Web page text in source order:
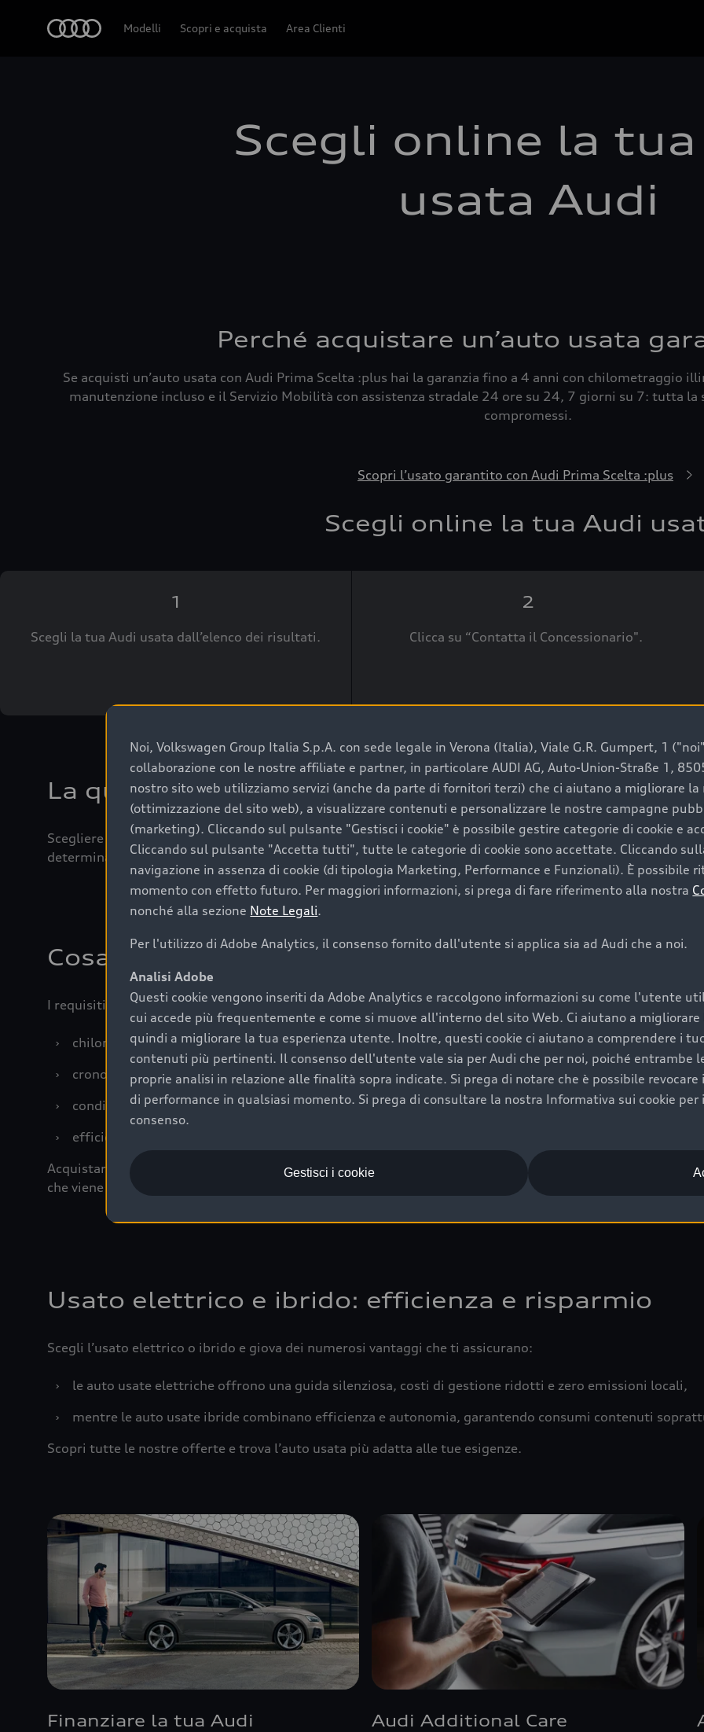
Modelli Scopri e acquista Area Clienti
Scegli online la
usata Audi
Perché acquistare un’auto usata
Se acquisti un’auto usata con Audi Prima Scelta :plus hai la garanzia fino a 4 anni con chilometraggio
manutenzione incluso e il Servizio Mobilità con assistenza stradale 24 ore su 24, 7 giorni su 7: tutta la
compromessi.
Scopri l’usato garantito con Audi Prima Scelta :plus
Scegli online la tua Audi
1
Scegli la tua Audi usata dall’elenco dei risultati.
2
Clicca su “Contatta il Concessionario".
La qualità di acquistare un’auto usata Audi
Scegliere un’auto usata è una decisione che coniuga convenienza, affidabilità e sostenibilità. Per fare un
determinanti come la garanzia inclusa e l’affidabilità del marchio. Audi offre l’auto usata perfetta tramite
Cosa sapere prima di acquistare la tua prossima
I requisiti fondamentali da considerare prima di acquistare un’auto usata, oltre al prezzo e all'aspetto,
›
chilometraggio: un valore contenuto corrisponde a uno stato migliore del veicolo e a una maggiore
›
cronologia dei tagliandi: una documentazione completa della vettura certifica una manutenzione
›
condizioni della carrozzeria e degli interni: una buona conservazione evidenzia cura e attenzione del
›
efficienza meccanica: motore, trasmissione e componenti principali in ottimo stato garantiscono
Acquistare un’auto usata in una Concessionaria ufficiale Audi che offre l’usato garantito tramite Audi
che viene sottoposto a 110 controlli approfonditi e coperto da garanzia fino a 4 anni per una maggiore
Usato elettrico e ibrido: efficienza e risparmio
Scegli l’usato elettrico o ibrido e giova dei numerosi vantaggi che ti assicurano:
›
le auto usate elettriche offrono una guida silenziosa, costi di gestione ridotti e zero emissioni locali,
›
mentre le auto usate ibride combinano efficienza e autonomia, garantendo consumi contenuti
Scopri tutte le nostre offerte e trova l’auto usata più adatta alle tue esigenze.
Finanziare la tua Audi Audi Additional Care
Noi, Volkswagen Group Italia S.p.A. con sede legale in Verona (Italia), Viale G.R. Gumpert, 1
collaborazione con le nostre affiliate e partner, in particolare AUDI AG, Auto-Union-Straße 1,
nostro sito web utilizziamo servizi (anche da parte di fornitori terzi) che ci aiutano a migliorare la
(ottimizzazione del sito web), a visualizzare contenuti e personalizzare le nostre campagne
(marketing). Cliccando sul pulsante "Gestisci i cookie" è possibile gestire categorie di cookie e
Cliccando sul pulsante "Accetta tutti", tutte le categorie di cookie sono accettate. Cliccando
navigazione in assenza di cookie (di tipologia Marketing, Performance e Funzionali). È possibile
momento con effetto futuro. Per maggiori informazioni, si prega di fare riferimento alla nostra
nonché alla sezione Note Legali.
Per l'utilizzo di Adobe Analytics, il consenso fornito dall'utente si applica sia ad Audi che a noi.
Analisi Adobe
Questi cookie vengono inseriti da Adobe Analytics e raccolgono informazioni su come l'utente
cui accede più frequentemente e come si muove all'interno del sito Web. Ci aiutano a
quindi a migliorare la tua esperienza utente. Inoltre, questi cookie ci aiutano a comprendere i
contenuti più pertinenti. Il consenso dell'utente vale sia per Audi che per noi, poiché entrambe
proprie analisi in relazione alle finalità sopra indicate. Si prega di notare che è possibile
di performance in qualsiasi momento. Si prega di consultare la nostra Informativa sui cookie per
consenso.
Gestisci i cookie